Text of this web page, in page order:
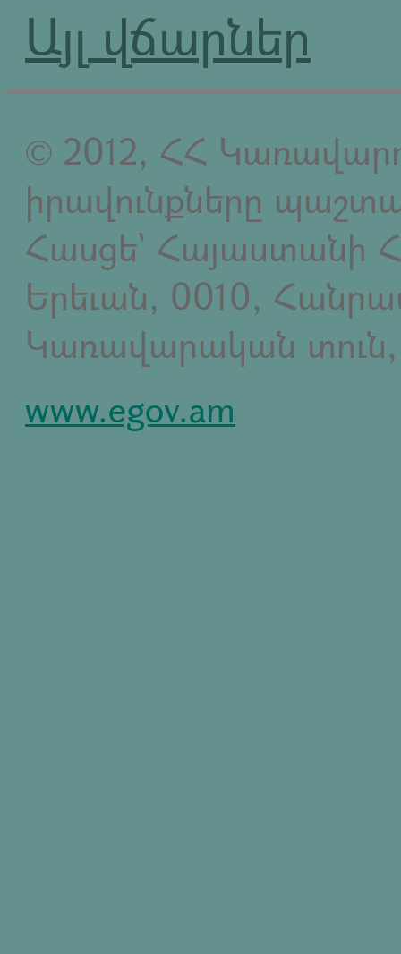
Այլ վճարներ
© 2012, ՀՀ
իրավունքները
Հասցե` Հայաստանի
Երեւան, 0010,
Կառավարական տուն,
www.egov.am